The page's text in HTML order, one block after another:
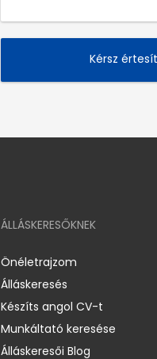
Kérsz
ÁLLÁSKERESŐKNEK
Önéletrajzom
Álláskeresés
Készíts angol CV-t
Munkáltató keresése
Álláskeresői Blog